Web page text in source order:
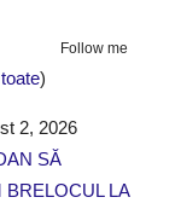
Follow me
)
2, 2026
SĂ
LA